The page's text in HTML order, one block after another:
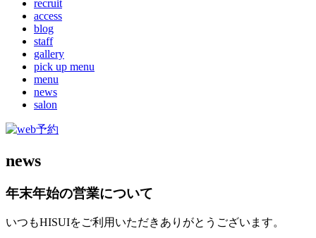
recruit
access
blog
staff
gallery
pick up menu
menu
news
salon
news
年末年始の営業について
いつもHISUIをご利用いただきありがとうございます。